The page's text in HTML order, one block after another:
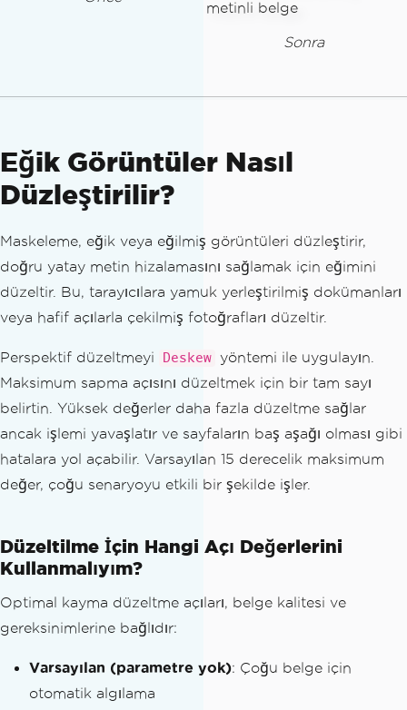
Sonra
Eğik Görüntüler Nasıl
Düzleştirilir?
Maskeleme, eğik veya eğilmiş görüntüleri düzleştirir,
doğru yatay metin hizalamasını sağlamak için eğimini
düzeltir. Bu, tarayıcılara yamuk yerleştirilmiş dokümanları
veya hafif açılarla çekilmiş fotoğrafları düzeltir.
Perspektif düzeltmeyi Deskew yöntemi ile uygulayın.
Maksimum sapma açısını düzeltmek için bir tam sayı
belirtin. Yüksek değerler daha fazla düzeltme sağlar
ancak işlemi yavaşlatır ve sayfaların baş aşağı olması gibi
hatalara yol açabilir. Varsayılan 15 derecelik maksimum
değer, çoğu senaryoyu etkili bir şekilde işler.
Düzeltilme İçin Hangi Açı Değerlerini
Kullanmalıyım?
Optimal kayma düzeltme açıları, belge kalitesi ve
gereksinimlerine bağlıdır:
Varsayılan (parametre yok): Çoğu belge için
otomatik algılama